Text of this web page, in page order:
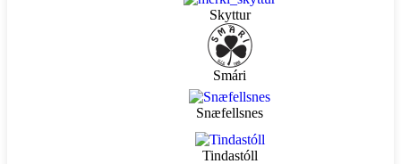
Skyttur
Smári
Snæfellsnes
Tindastóll